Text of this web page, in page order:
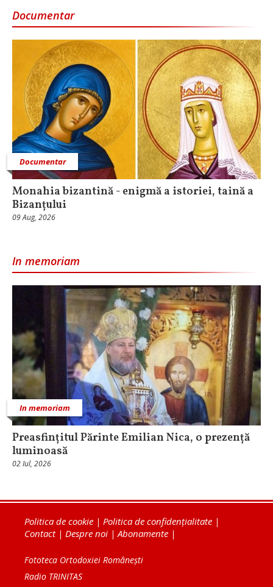
Documentar
Documentar
Monahia bizantină - enigmă a istoriei, taină a
Bizanțului
09 Aug, 2026
In memoriam
In memoriam
Preasfințitul Părinte Emilian Nica, o prezență
luminoasă
02 Iul, 2026
Politica de cookie | Politica de confidențialitate |
Contact| Despre noi | Abonamente |
Fototeca Ortodoxiei Românești
Radio TRINITAS